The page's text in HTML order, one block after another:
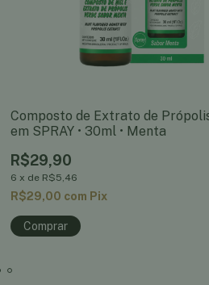
Composto de Extrato de
em SPRAY • 30ml • Menta
R$29,90
6 x de R$5,46
R$29,00 com Pix